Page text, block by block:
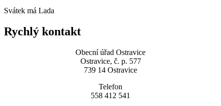
Svátek má Lada
Rychlý kontakt
Obecní úřad Ostravice
Ostravice, č. p. 577
739 14 Ostravice
Telefon
558 412 541